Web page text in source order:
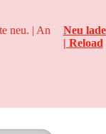
neu. | An
Neu
| Reload